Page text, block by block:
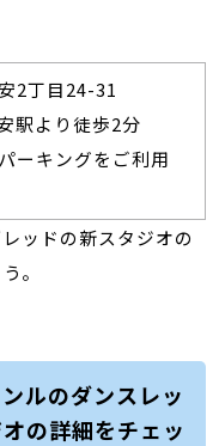
2丁目24-31
駅より徒歩2分
ーキングをご利用
ッドの新スタジオの
。
ルのダンスレッ
の詳細をチェッ